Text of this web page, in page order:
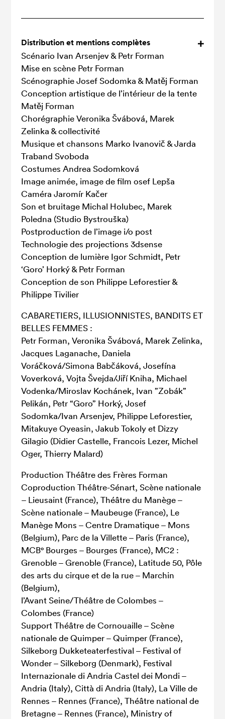
Distribution et mentions complètes
Scénario Ivan Arsenjev & Petr Forman
Mise en scène Petr Forman
Scénographie Josef Sodomka & Matěj Forman
Conception artistique de l’intérieur de la tente
Matěj Forman
Chorégraphie Veronika Švábová, Marek
Zelinka & collectivité
Musique et chansons Marko Ivanovič & Jarda
Traband Svoboda
Costumes Andrea Sodomková
Image animée, image de film osef Lepša
Caméra Jaromír Kačer
Son et bruitage Michal Holubec, Marek
Poledna (Studio Bystrouška)
Postproduction de l’image i/o post
Technologie des projections 3dsense
Conception de lumière Igor Schmidt, Petr
‘Goro’ Horký & Petr Forman
Conception de son Philippe Leforestier &
Philippe Tivilier
CABARETIERS, ILLUSIONNISTES, BANDITS ET
BELLES FEMMES :
Petr Forman, Veronika Švábová, Marek Zelinka,
Jacques Laganache, Daniela
Voráčková/Simona Babčáková, Josefína
Voverková, Vojta Švejda/Jiří Kniha, Michael
Vodenka/Miroslav Kochánek, Ivan ”Zobák”
Pelikán, Petr “Goro” Horký, Josef
Sodomka/Ivan Arsenjev, Philippe Leforestier,
Mitakuye Oyeasin, Jakub Tokoly et Dizzy
Gilagio (Didier Castelle, Francois Lezer, Michel
Oger, Thierry Malard)
Production Théâtre des Frères Forman
Coproduction Théâtre-Sénart, Scène nationale
– Lieusaint (France), Théâtre du Manège –
Scène nationale – Maubeuge (France), Le
Manège Mons – Centre Dramatique – Mons
(Belgium), Parc de la Villette – Paris (France),
MCB° Bourges – Bourges (France), MC2 :
Grenoble – Grenoble (France), Latitude 50, Pôle
des arts du cirque et de la rue – Marchin
(Belgium),
l’Avant Seine/Théâtre de Colombes –
Colombes (France)
Support Théâtre de Cornouaille – Scène
nationale de Quimper – Quimper (France),
Silkeborg Dukketeaterfestival – Festival of
Wonder – Silkeborg (Denmark), Festival
Internazionale di Andria Castel dei Mondi –
Andria (Italy), Città di Andria (Italy), La Ville de
Rennes – Rennes (France), Théâtre national de
Bretagne – Rennes (France), Ministry of